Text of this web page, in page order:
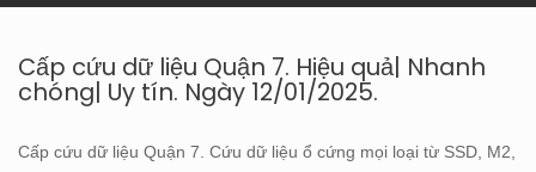
Cấp cứu dữ liệu Quận 7. Hiệu quả| Nhanh
chóng| Uy tín. Ngày 12/01/2025.
Cấp cứu dữ liệu Quận 7. Cứu dữ liệu ổ cứng mọi loại từ SSD, M2,